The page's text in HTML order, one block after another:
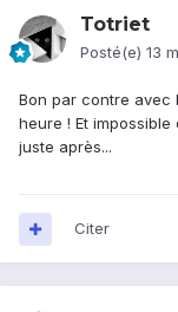
Totriet
Posté(e) 13
Bon par contre avec
heure ! Et
juste après...
Citer